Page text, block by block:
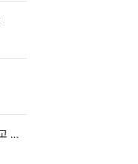
머니마켓 용어 해설: 금리, 펀드, 그리고 단기금융상품